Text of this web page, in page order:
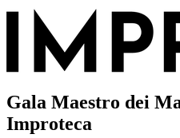
Gala Maestro dei
Improteca